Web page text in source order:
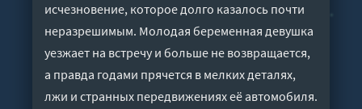
исчезновение, которое долго казалось почти
неразрешимым. Молодая беременная девушка
уезжает на встречу и больше не возвращается,
а правда годами прячется в мелких деталях,
лжи и странных передвижениях её автомобиля.